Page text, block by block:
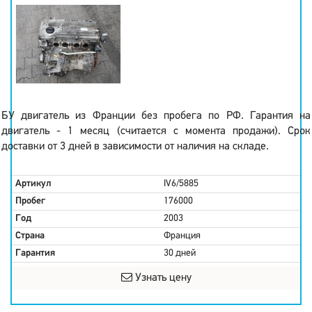
БУ двигатель из Франции без пробега по РФ. Гарантия на
двигатель - 1 месяц (считается с момента продажи). Срок
доставки от 3 дней в зависимости от наличия на складе.
Артикул
IV6/5885
Пробег
176000
Год
2003
Страна
Франция
Гарантия
30 дней
Узнать цену